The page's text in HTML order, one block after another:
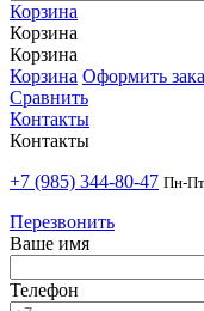
Корзина
Корзина
Корзина
Корзина Оформить
Сравнить
Контакты
Контакты
+7 (985) 344-80-47 Пн-
Перезвонить
Ваше имя
Телефон